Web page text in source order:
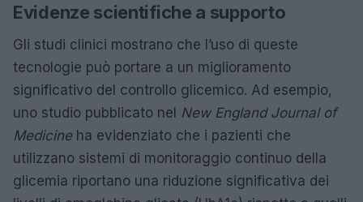
Evidenze scientifiche a supporto
Gli studi clinici mostrano che l’uso di queste
tecnologie può portare a un miglioramento
significativo del controllo glicemico. Ad esempio,
uno studio pubblicato nel New England Journal of
Medicineha evidenziato che i pazienti che
utilizzano sistemi di monitoraggio continuo della
glicemia riportano una riduzione significativa dei